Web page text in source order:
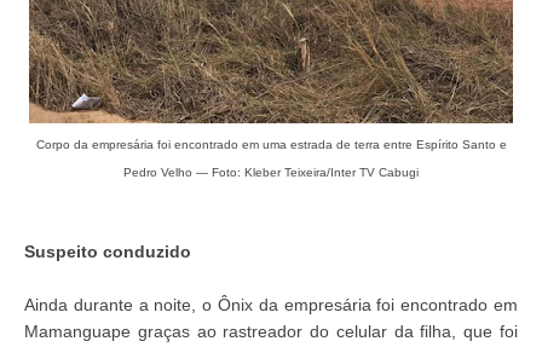
Corpo da empresária foi encontrado em uma estrada de terra entre Espírito Santo e
Pedro Velho — Foto: Kleber Teixeira/Inter TV Cabugi
Suspeito conduzido
Ainda durante a noite, o Ônix da empresária foi encontrado em
Mamanguape graças ao rastreador do celular da filha, que foi